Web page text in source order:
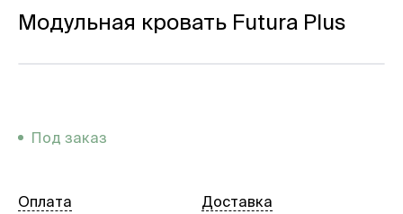
Модульная кровать Futura Plus
Под заказ
Оплата Доставка